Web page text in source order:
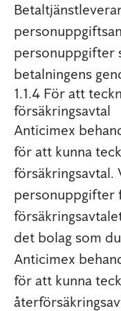
personuppgifter
betalningens
1.1.4 För att
försäkringsavtal
Anticimex
för att kunna
försäkringsavtal.
personuppgifter
det bolag som
Anticimex
för att kunna